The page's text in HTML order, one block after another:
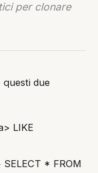
per clonare
questi due
LIKE
* FROM